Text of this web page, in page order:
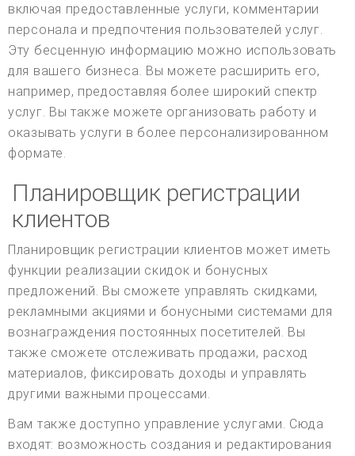
включая предоставленные услуги, комментарии
персонала и предпочтения пользователей услуг.
Эту бесценную информацию можно использовать
для вашего бизнеса. Вы можете расширить его,
например, предоставляя более широкий спектр
услуг. Вы также можете организовать работу и
оказывать услуги в более персонализированном
формате.
Планировщик регистрации
клиентов
Планировщик регистрации клиентов может иметь
функции реализации скидок и бонусных
предложений. Вы сможете управлять скидками,
рекламными акциями и бонусными системами для
вознаграждения постоянных посетителей. Вы
также сможете отслеживать продажи, расход
материалов, фиксировать доходы и управлять
другими важными процессами.
Вам также доступно управление услугами. Сюда
входят: возможность создания и редактирования